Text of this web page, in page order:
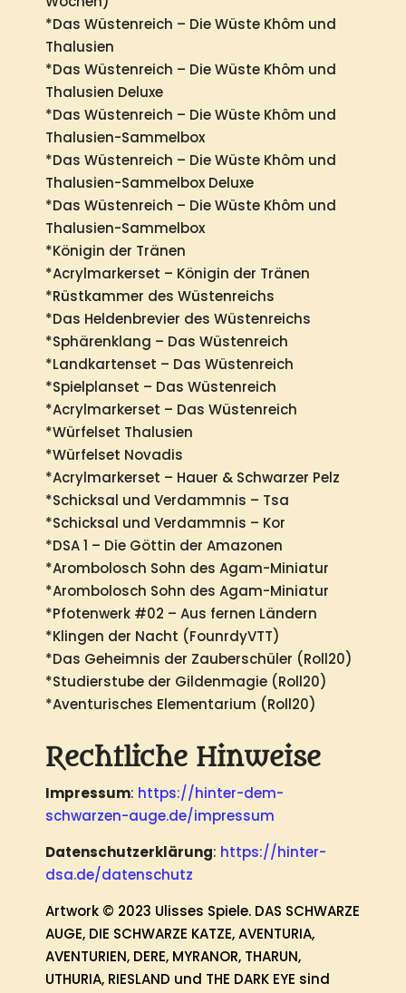
*Das Wüstenreich – Die Wüste Khôm und
Thalusien
*Das Wüstenreich – Die Wüste Khôm und
Thalusien Deluxe
*Das Wüstenreich – Die Wüste Khôm und
Thalusien-Sammelbox
*Das Wüstenreich – Die Wüste Khôm und
Thalusien-Sammelbox Deluxe
*Das Wüstenreich – Die Wüste Khôm und
Thalusien-Sammelbox
*Königin der Tränen
*Acrylmarkerset – Königin der Tränen
*Rüstkammer des Wüstenreichs
*Das Heldenbrevier des Wüstenreichs
*Sphärenklang – Das Wüstenreich
*Landkartenset – Das Wüstenreich
*Spielplanset – Das Wüstenreich
*Acrylmarkerset – Das Wüstenreich
*Würfelset Thalusien
*Würfelset Novadis
*Acrylmarkerset – Hauer & Schwarzer Pelz
*Schicksal und Verdammnis – Tsa
*Schicksal und Verdammnis – Kor
*DSA 1 – Die Göttin der Amazonen
*Arombolosch Sohn des Agam-Miniatur
*Arombolosch Sohn des Agam-Miniatur
*Pfotenwerk #02 – Aus fernen Ländern
*Klingen der Nacht (FounrdyVTT)
*Das Geheimnis der Zauberschüler (Roll20)
*Studierstube der Gildenmagie (Roll20)
*Aventurisches Elementarium (Roll20)
Rechtliche Hinweise
Impressum: https://hinter-dem-
schwarzen-auge.de/impressum
Datenschutzerklärung: https://hinter-
dsa.de/datenschutz
Artwork © 2023 Ulisses Spiele. DAS SCHWARZE
AUGE, DIE SCHWARZE KATZE, AVENTURIA,
AVENTURIEN, DERE, MYRANOR, THARUN,
UTHURIA, RIESLAND und THE DARK EYE sind